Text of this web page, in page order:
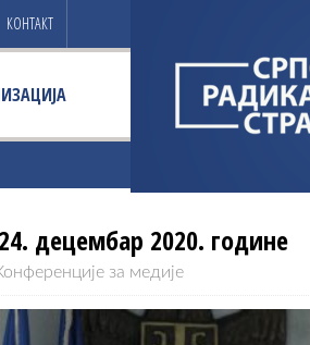
КОНТАКТ
децембар 2020. године
за медије